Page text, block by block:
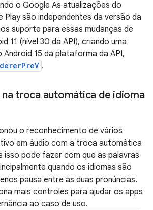
o Google As atualizações do
Play são independentes da versão da
suporte para essas mudanças de
11 (nível 30 da API), criando uma
15 da plataforma da API,
.
troca automática de idioma
o reconhecimento de vários
em áudio com a troca automática
isso pode fazer com que as palavras
quando os idiomas são
pausa entre as duas pronúncias.
mais controles para ajudar os apps
ao caso de uso.